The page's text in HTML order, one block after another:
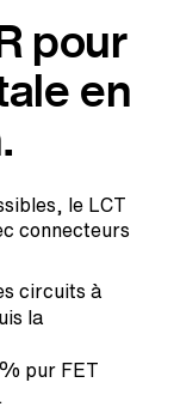
pour
en
le LCT
connecteurs
circuits à
la
pur FET